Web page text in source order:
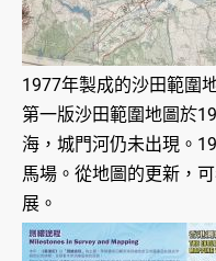
1977年製成的沙田範圍
第一版沙田範圍地圖於
海，城門河仍未出現。
馬場。從地圖的更新，
展。